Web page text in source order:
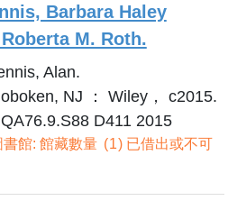
Barbara Haley
M. Roth.
Alan.
NJ ： Wiley， c2015.
D411 2015
館: 館藏數量 1 已借出或不可